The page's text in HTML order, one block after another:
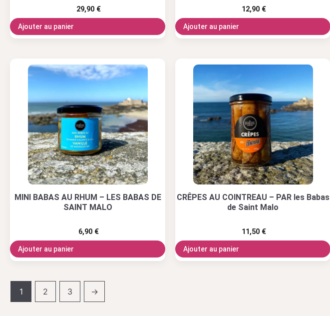
29,90 €
Ajouter au panier
12,90 €
Ajouter au panier
MINI BABAS AU RHUM – LES BABAS DE
SAINT MALO
6,90 €
Ajouter au panier
CRÊPES AU COINTREAU – PAR les Babas
de Saint Malo
11,50 €
Ajouter au panier
1 2 3 →